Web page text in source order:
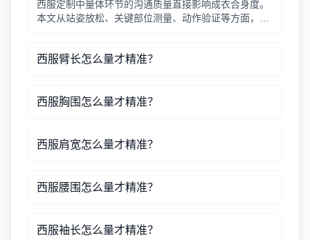
西服定制中量体环节的沟通质量直接影响成衣合身度。
本文从站姿放松、关键部位测量、动作验证等方面，提
西服臂长怎么量才精准？
西服胸围怎么量才精准？
西服肩宽怎么量才精准？
西服腰围怎么量才精准？
西服袖长怎么量才精准？